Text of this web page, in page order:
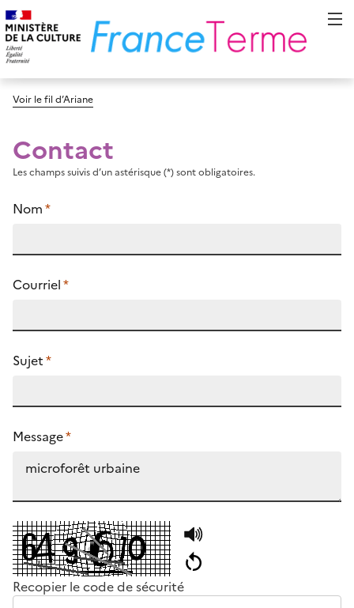
Voir le fil d’Ariane
Contact
Les champs suivis d’un astérisque (*) sont obligatoires.
Nom*
Courriel*
Sujet*
Message*
Recopier le code de sécurité